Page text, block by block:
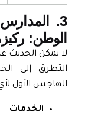
3. المدارس
الوطن: ركيزة
لا يمكن الحديث عن
التطرق إلى
الهاجس الأول لأي
الخدمات